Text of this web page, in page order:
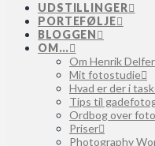
UDSTILLINGER
PORTEFØLJE
BLOGGEN
OM…
Om Henrik
Mit fotostudie
Hvad er der i
Tips til
Ordbog over
Priser
Photography